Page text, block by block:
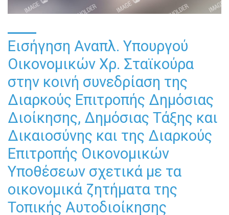
Εισήγηση Αναπλ. Υπουργού
Οικονομικών Χρ. Σταϊκούρα
στην κοινή συνεδρίαση της
Διαρκούς Επιτροπής Δημόσιας
Διοίκησης, Δημόσιας Τάξης και
Δικαιοσύνης και της Διαρκούς
Επιτροπής Οικονομικών
Υποθέσεων σχετικά με τα
οικονομικά ζητήματα της
Τοπικής Αυτοδιοίκησης